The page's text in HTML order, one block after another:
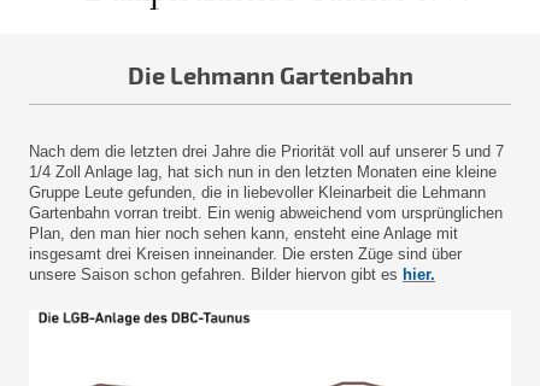
Die Lehmann Gartenbahn
Nach dem die letzten drei Jahre die Priorität voll auf unserer 5 und 7
1/4 Zoll Anlage lag, hat sich nun in den letzten Monaten eine kleine
Gruppe Leute gefunden, die in liebevoller Kleinarbeit die Lehmann
Gartenbahn vorran treibt. Ein wenig abweichend vom ursprünglichen
Plan, den man hier noch sehen kann, ensteht eine Anlage mit
insgesamt drei Kreisen inneinander. Die ersten Züge sind über
unsere Saison schon gefahren. Bilder hiervon gibt es hier.